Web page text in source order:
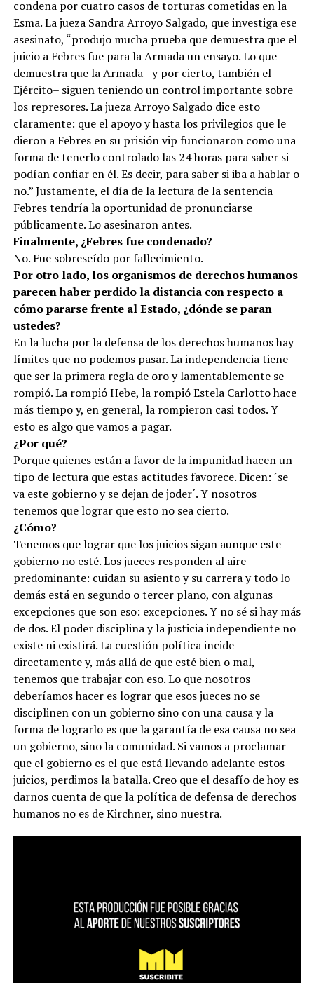
condena por cuatro casos de torturas cometidas en la
Esma. La jueza Sandra Arroyo Salgado, que investiga ese
asesinato, “produjo mucha prueba que demuestra que el
juicio a Febres fue para la Armada un ensayo. Lo que
demuestra que la Armada –y por cierto, también el
Ejército– siguen teniendo un control importante sobre
los represores. La jueza Arroyo Salgado dice esto
claramente: que el apoyo y hasta los privilegios que le
dieron a Febres en su prisión vip funcionaron como una
forma de tenerlo controlado las 24 horas para saber si
podían confiar en él. Es decir, para saber si iba a hablar o
no.” Justamente, el día de la lectura de la sentencia
Febres tendría la oportunidad de pronunciarse
públicamente. Lo asesinaron antes.
Finalmente, ¿Febres fue condenado?
No. Fue sobreseído por fallecimiento.
Por otro lado, los organismos de derechos humanos
parecen haber perdido la distancia con respecto a
cómo pararse frente al Estado, ¿dónde se paran
ustedes?
En la lucha por la defensa de los derechos humanos hay
límites que no podemos pasar. La independencia tiene
que ser la primera regla de oro y lamentablemente se
rompió. La rompió Hebe, la rompió Estela Carlotto hace
más tiempo y, en general, la rompieron casi todos. Y
esto es algo que vamos a pagar.
¿Por qué?
Porque quienes están a favor de la impunidad hacen un
tipo de lectura que estas actitudes favorece. Dicen: ´se
va este gobierno y se dejan de joder´. Y nosotros
tenemos que lograr que esto no sea cierto.
¿Cómo?
Tenemos que lograr que los juicios sigan aunque este
gobierno no esté. Los jueces responden al aire
predominante: cuidan su asiento y su carrera y todo lo
demás está en segundo o tercer plano, con algunas
excepciones que son eso: excepciones. Y no sé si hay más
de dos. El poder disciplina y la justicia independiente no
existe ni existirá. La cuestión política incide
directamente y, más allá de que esté bien o mal,
tenemos que trabajar con eso. Lo que nosotros
deberíamos hacer es lograr que esos jueces no se
disciplinen con un gobierno sino con una causa y la
forma de lograrlo es que la garantía de esa causa no sea
un gobierno, sino la comunidad. Si vamos a proclamar
que el gobierno es el que está llevando adelante estos
juicios, perdimos la batalla. Creo que el desafío de hoy es
darnos cuenta de que la política de defensa de derechos
humanos no es de Kirchner, sino nuestra.